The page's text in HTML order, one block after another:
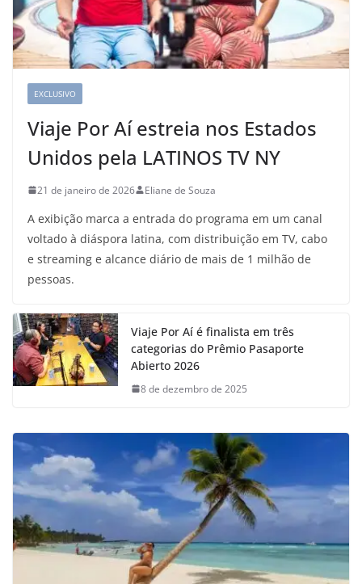
EXCLUSIVO
Viaje Por Aí estreia nos Estados
Unidos pela LATINOS TV NY
21 de janeiro de 2026 Eliane de Souza
A exibição marca a entrada do programa em um canal
voltado à diáspora latina, com distribuição em TV, cabo
e streaming e alcance diário de mais de 1 milhão de
pessoas.
Viaje Por Aí é finalista em três
categorias do Prêmio Pasaporte
Abierto 2026
8 de dezembro de 2025